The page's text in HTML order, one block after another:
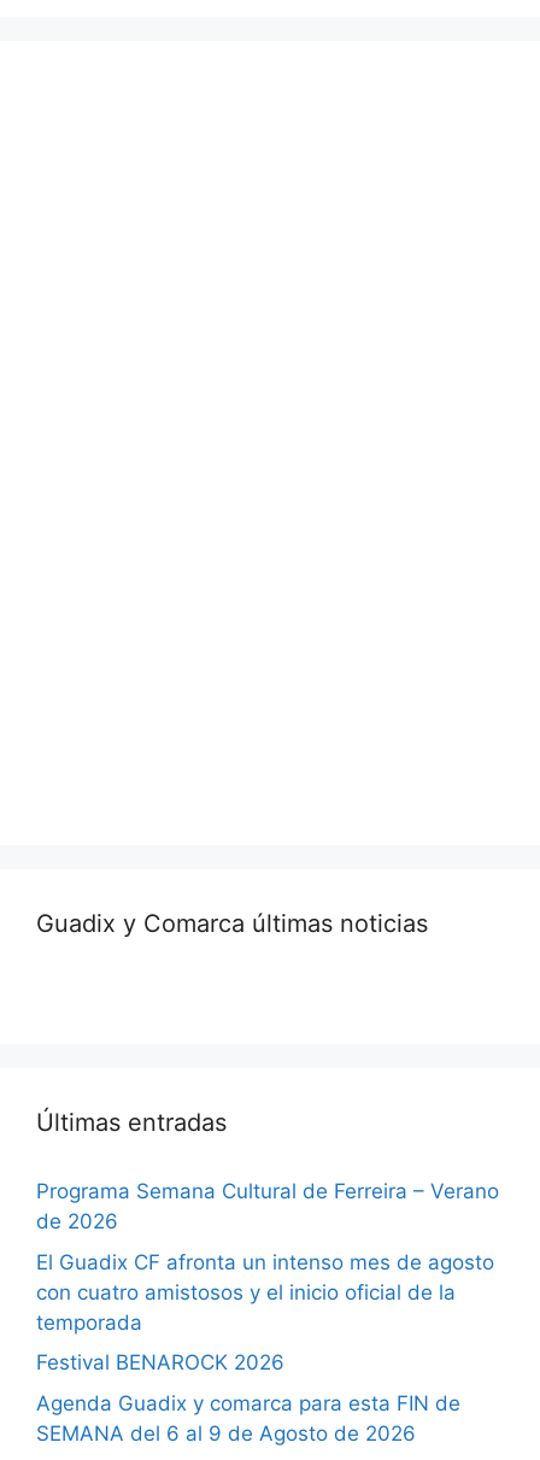
Guadix y Comarca últimas noticias
Últimas entradas
Programa Semana Cultural de Ferreira – Verano
de 2026
El Guadix CF afronta un intenso mes de agosto
con cuatro amistosos y el inicio oficial de la
temporada
Festival BENAROCK 2026
Agenda Guadix y comarca para esta FIN de
SEMANA del 6 al 9 de Agosto de 2026